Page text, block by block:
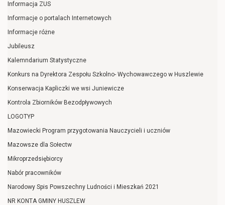
Informacja ZUS
Informacje o portalach Internetowych
Informacje różne
Jubileusz
Kalemndarium Statystyczne
Konkurs na Dyrektora Zespołu Szkolno- Wychowawczego w Huszlewie
Konserwacja Kapliczki we wsi Juniewicze
Kontrola Zbiorników Bezodpływowych
LOGOTYP
Mazowiecki Program przygotowania Nauczycieli i uczniów
Mazowsze dla Sołectw
Mikroprzedsiębiorcy
Nabór pracowników
Narodowy Spis Powszechny Ludności i Mieszkań 2021
NR KONTA GMINY HUSZLEW